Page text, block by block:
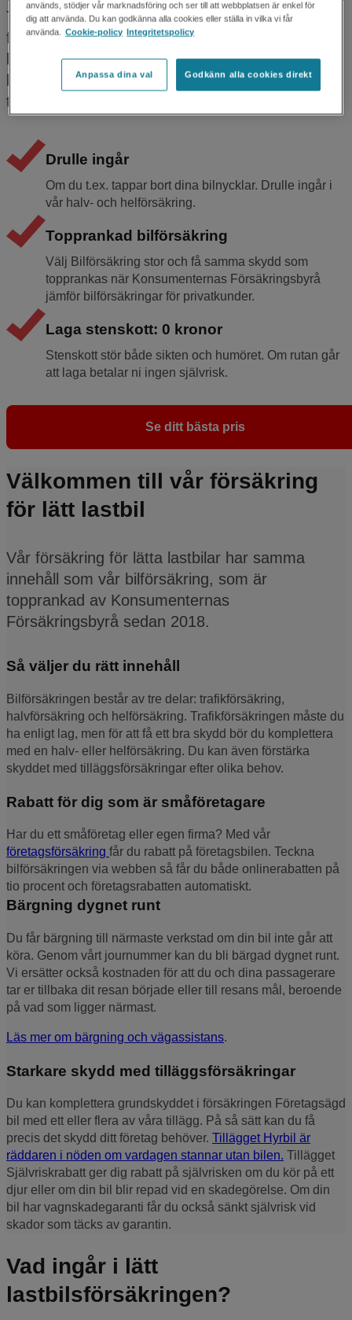
Trafikförsäkringen måste du ha enligt lag, men
för att få ett bra skydd för din lätta lastbil bör du
komplettera med halv- eller helförsäkring. Du
kan även stärka skyddet med
tilläggsförsäkringar.
Drulle ingår
Om du t.ex. tappar bort dina bilnycklar. Drulle ingår i
vår halv- och helförsäkring.
Topprankad bilförsäkring
Välj Bilförsäkring stor och få samma skydd som
topprankas när Konsumenternas Försäkringsbyrå
jämför bilförsäkringar för privatkunder.
Laga stenskott: 0 kronor
Stenskott stör både sikten och humöret. Om rutan går
att laga betalar ni ingen självrisk.
Se ditt bästa pris
Välkommen till vår försäkring
för lätt lastbil
Vår försäkring för lätta lastbilar har samma
innehåll som vår bilförsäkring, som är
topprankad av Konsumenternas
Försäkringsbyrå sedan 2018.
Så väljer du rätt innehåll
Bilförsäkringen består av tre delar: trafikförsäkring,
halvförsäkring och helförsäkring. Trafikförsäkringen måste du
ha enligt lag, men för att få ett bra skydd bör du komplettera
med en halv- eller helförsäkring. Du kan även förstärka
skyddet med tilläggsförsäkringar efter olika behov.
Rabatt för dig som är småföretagare
Har du ett småföretag eller egen firma? Med vår
företagsförsäkring får du rabatt på företagsbilen. Teckna
bilförsäkringen via webben så får du både onlinerabatten på
tio procent och företagsrabatten automatiskt.
Bärgning dygnet runt
Du får bärgning till närmaste verkstad om din bil inte går att
köra. Genom vårt journummer kan du bli bärgad dygnet runt.
Vi ersätter också kostnaden för att du och dina passagerare
tar er tillbaka dit resan började eller till resans mål, beroende
på vad som ligger närmast.
Läs mer om bärgning och vägassistans.
Starkare skydd med tilläggsförsäkringar
Du kan komplettera grundskyddet i försäkringen Företagsägd
bil med ett eller flera av våra tillägg. På så sätt kan du få
precis det skydd ditt företag behöver. Tillägget Hyrbil är
räddaren i nöden om vardagen stannar utan bilen. Tillägget
Självriskrabatt ger dig rabatt på självrisken om du kör på ett
djur eller om din bil blir repad vid en skadegörelse. Om din
bil har vagnskadegaranti får du också sänkt självrisk vid
skador som täcks av garantin.
Vad ingår i lätt
lastbilsförsäkringen?
används, stödjer vår marknadsföring och ser till att webbplatsen är enkel för
dig att använda. Du kan godkänna alla cookies eller ställa in vilka vi får
använda.
Cookie-policy Integritetspolicy
Anpassa dina val Godkänn alla cookies direkt